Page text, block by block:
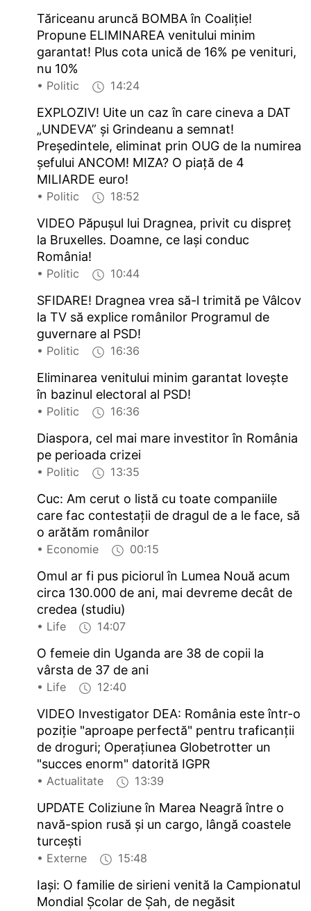
Tăriceanu aruncă BOMBA în Coaliție!
Propune ELIMINAREA venitului minim
garantat! Plus cota unică de 16% pe venituri,
nu 10%
• Politic 14:24
EXPLOZIV! Uite un caz în care cineva a DAT
„UNDEVA” și Grindeanu a semnat!
Președintele, eliminat prin OUG de la numirea
șefului ANCOM! MIZA? O piață de 4
MILIARDE euro!
• Politic 18:52
VIDEO Păpușul lui Dragnea, privit cu dispreț
la Bruxelles. Doamne, ce lași conduc
România!
• Politic 10:44
SFIDARE! Dragnea vrea să-l trimită pe Vâlcov
la TV să explice românilor Programul de
guvernare al PSD!
• Politic 16:36
Eliminarea venitului minim garantat lovește
în bazinul electoral al PSD!
• Politic 16:36
Diaspora, cel mai mare investitor în România
pe perioada crizei
• Politic 13:35
Cuc: Am cerut o listă cu toate companiile
care fac contestații de dragul de a le face, să
o arătăm românilor
• Economie 00:15
Omul ar fi pus piciorul în Lumea Nouă acum
circa 130.000 de ani, mai devreme decât de
credea (studiu)
• Life 14:07
O femeie din Uganda are 38 de copii la
vârsta de 37 de ani
• Life 12:40
VIDEO Investigator DEA: România este într-o
poziție "aproape perfectă" pentru traficanții
de droguri; Operațiunea Globetrotter un
"succes enorm" datorită IGPR
• Actualitate 13:39
UPDATE Coliziune în Marea Neagră între o
navă-spion rusă și un cargo, lângă coastele
turcești
• Externe 15:48
Iași: O familie de sirieni venită la Campionatul
Mondial Școlar de Șah, de negăsit